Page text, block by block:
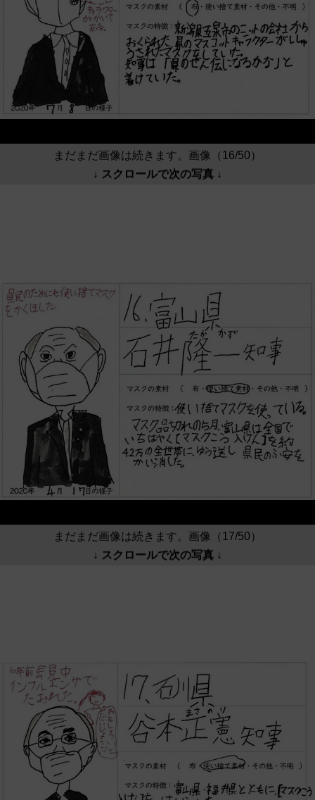
まだまだ画像は続きます。画像（16/50）
↓ スクロールで次の写真 ↓
まだまだ画像は続きます。画像（17/50）
↓ スクロールで次の写真 ↓